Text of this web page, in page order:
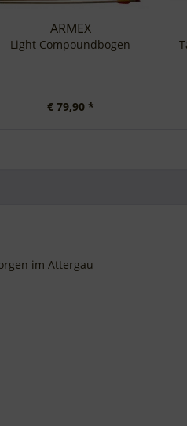
ARMEX
Light Compoundbogen
€ 79,90 *
im Attergau